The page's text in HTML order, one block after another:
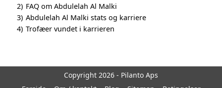
2) FAQ om Abdulelah Al Malki
3) Abdulelah Al Malki stats og karriere
4) Trofæer vundet i karrieren
Copyright 2026 - Pilanto Aps